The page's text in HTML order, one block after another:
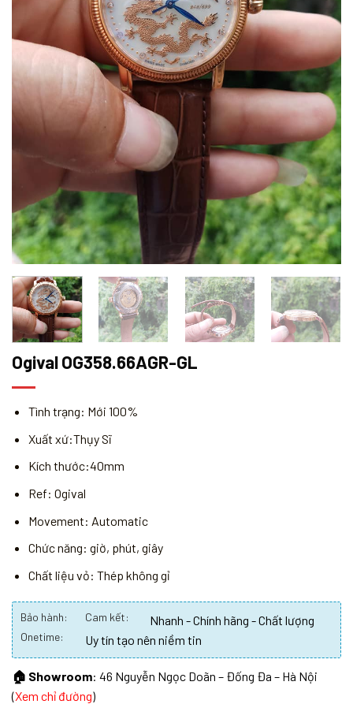
Ogival OG358.66AGR-GL
Tình trạng: Mới 100%
Xuất xứ:Thụy Sĩ
Kích thước:40mm
Ref: Ogival
Movement: Automatic
Chức năng: giờ, phút, giây
Chất liệu vỏ: Thép không gỉ
Bảo hành: Cam kết: Nhanh - Chính hãng - Chất lượng
Onetime: Uy tín tạo nên niềm tin
🏠 Showroom: 46 Nguyễn Ngọc Doãn – Đống Đa – Hà Nội
(Xem chỉ đường)